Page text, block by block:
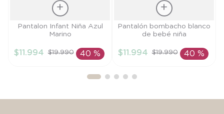
Talla
AÑADIR AL
Pantalon Infant Niña Azul
Marino
$11 .994 $19.990 40 %
Talla
AÑADIR AL
Pantalón bombacho blanco
de bebé niña
$11 .994 $19.990 40 %